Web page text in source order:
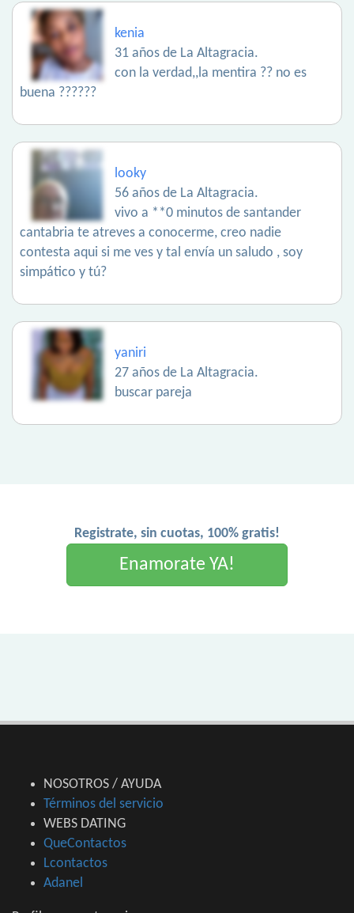
kenia
31 años de La Altagracia.
con la verdad,,la mentira ?? no es
buena ??????
looky
56 años de La Altagracia.
vivo a **0 minutos de santander
cantabria te atreves a conocerme, creo nadie
contesta aqui si me ves y tal envía un saludo , soy
simpático y tú?
yaniri
27 años de La Altagracia.
buscar pareja
Registrate, sin cuotas, 100% gratis!
Enamorate YA!
NOSOTROS / AYUDA
Términos del servicio
WEBS DATING
QueContactos
Lcontactos
Adanel